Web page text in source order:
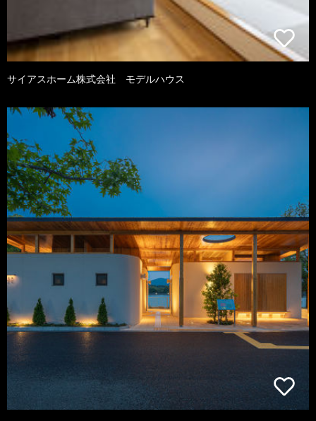
サイアスホーム株式会社 モデルハウス